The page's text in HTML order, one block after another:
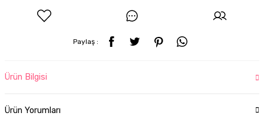
Paylaş :
Ürün Bilgisi
Ürün Yorumları